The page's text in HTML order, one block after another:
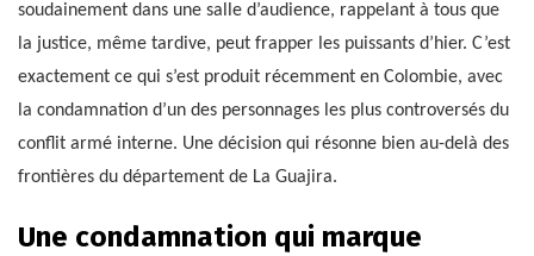
soudainement dans une salle d’audience, rappelant à tous que
la justice, même tardive, peut frapper les puissants d’hier. C’est
exactement ce qui s’est produit récemment en Colombie, avec
la condamnation d’un des personnages les plus controversés du
conflit armé interne. Une décision qui résonne bien au-delà des
frontières du département de La Guajira.
Une condamnation qui marque